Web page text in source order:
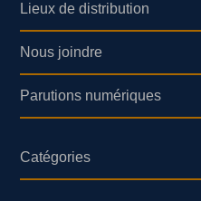
Lieux de distribution
Nous joindre
Parutions numériques
Catégories